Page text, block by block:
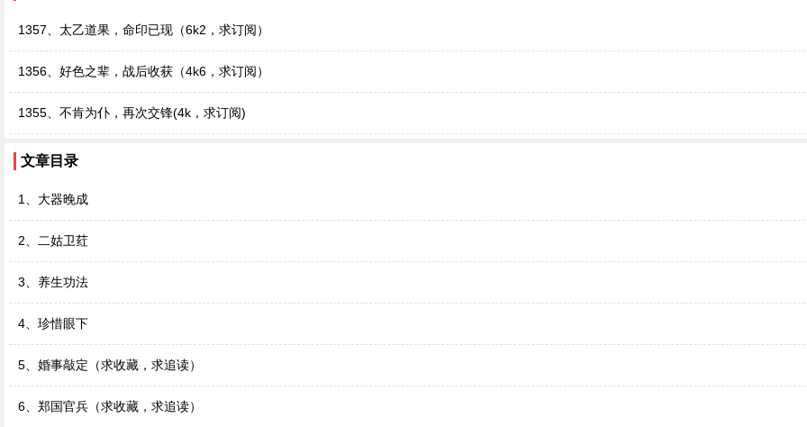
1357、太乙道果，命印已现（6k2，求订阅）
1356、好色之辈，战后收获（4k6，求订阅）
1355、不肯为仆，再次交锋(4k，求订阅)
文章目录
1、大器晚成
2、二姑卫荭
3、养生功法
4、珍惜眼下
5、婚事敲定（求收藏，求追读）
6、郑国官兵（求收藏，求追读）